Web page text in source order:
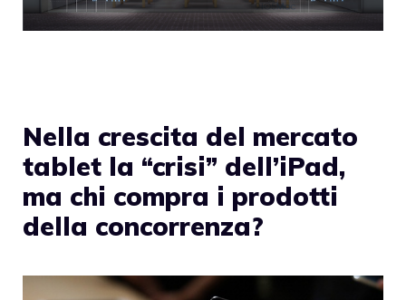
Nella crescita del mercato
tablet la “crisi” dell’iPad,
ma chi compra i prodotti
della concorrenza?